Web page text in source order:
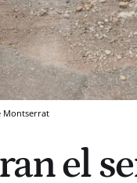
Montserrat
el